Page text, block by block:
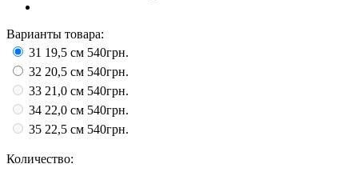
Варианты товара:
31 19,5 см 540грн.
32 20,5 см 540грн.
33 21,0 см 540грн.
34 22,0 см 540грн.
35 22,5 см 540грн.
Количество: